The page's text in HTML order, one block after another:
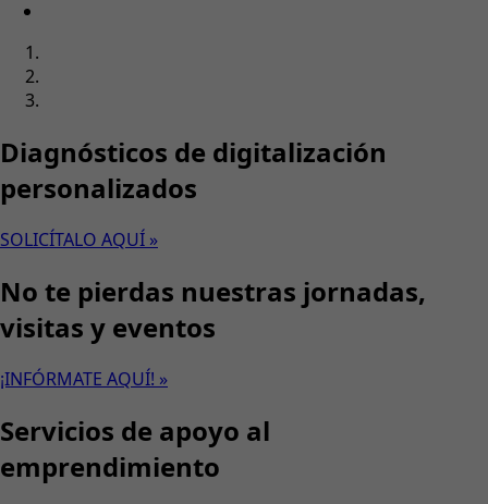
Diagnósticos de digitalización
personalizados
SOLICÍTALO AQUÍ »
No te pierdas nuestras jornadas,
visitas y eventos
¡INFÓRMATE AQUÍ! »
Servicios de apoyo al
emprendimiento